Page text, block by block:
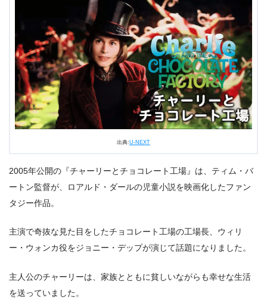
出典:U-NEXT
2005年公開の『チャーリーとチョコレート工場』は、ティム・バ
ートン監督が、ロアルド・ダールの児童小説を映画化したファン
タジー作品。
主演で奇抜な見た目をしたチョコレート工場の工場長、ウィリ
ー・ウォンカ役をジョニー・デップが演じて話題になりました。
主人公のチャーリーは、家族とともに貧しいながらも幸せな生活
を送っていました。